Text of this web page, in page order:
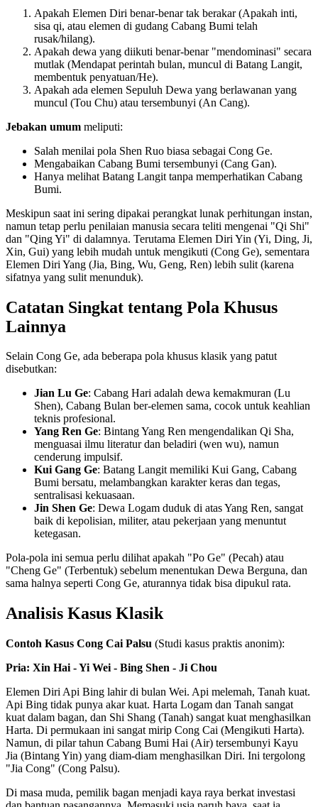
Apakah Elemen Diri benar-benar tak berakar (Apakah inti,
sisa qi, atau elemen di gudang Cabang Bumi telah
rusak/hilang).
Apakah dewa yang diikuti benar-benar "mendominasi" secara
mutlak (Mendapat perintah bulan, muncul di Batang Langit,
membentuk penyatuan/He).
Apakah ada elemen Sepuluh Dewa yang berlawanan yang
muncul (Tou Chu) atau tersembunyi (An Cang).
Jebakan umum meliputi:
Salah menilai pola Shen Ruo biasa sebagai Cong Ge.
Mengabaikan Cabang Bumi tersembunyi (Cang Gan).
Hanya melihat Batang Langit tanpa memperhatikan Cabang
Bumi.
Meskipun saat ini sering dipakai perangkat lunak perhitungan instan,
namun tetap perlu penilaian manusia secara teliti mengenai "Qi Shi"
dan "Qing Yi" di dalamnya. Terutama Elemen Diri Yin (Yi, Ding, Ji,
Xin, Gui) yang lebih mudah untuk mengikuti (Cong Ge), sementara
Elemen Diri Yang (Jia, Bing, Wu, Geng, Ren) lebih sulit (karena
sifatnya yang sulit menunduk).
Catatan Singkat tentang Pola Khusus
Lainnya
Selain Cong Ge, ada beberapa pola khusus klasik yang patut
disebutkan:
Jian Lu Ge: Cabang Hari adalah dewa kemakmuran (Lu
Shen), Cabang Bulan ber-elemen sama, cocok untuk keahlian
teknis profesional.
Yang Ren Ge: Bintang Yang Ren mengendalikan Qi Sha,
menguasai ilmu literatur dan beladiri (wen wu), namun
cenderung impulsif.
Kui Gang Ge: Batang Langit memiliki Kui Gang, Cabang
Bumi bersatu, melambangkan karakter keras dan tegas,
sentralisasi kekuasaan.
Jin Shen Ge: Dewa Logam duduk di atas Yang Ren, sangat
baik di kepolisian, militer, atau pekerjaan yang menuntut
ketegasan.
Pola-pola ini semua perlu dilihat apakah "Po Ge" (Pecah) atau
"Cheng Ge" (Terbentuk) sebelum menentukan Dewa Berguna, dan
sama halnya seperti Cong Ge, aturannya tidak bisa dipukul rata.
Analisis Kasus Klasik
Contoh Kasus Cong Cai Palsu (Studi kasus praktis anonim):
Pria: Xin Hai - Yi Wei - Bing Shen - Ji Chou
Elemen Diri Api Bing lahir di bulan Wei. Api melemah, Tanah kuat.
Api Bing tidak punya akar kuat. Harta Logam dan Tanah sangat
kuat dalam bagan, dan Shi Shang (Tanah) sangat kuat menghasilkan
Harta. Di permukaan ini sangat mirip Cong Cai (Mengikuti Harta).
Namun, di pilar tahun Cabang Bumi Hai (Air) tersembunyi Kayu
Jia (Bintang Yin) yang diam-diam menghasilkan Diri. Ini tergolong
"Jia Cong" (Cong Palsu).
Di masa muda, pemilik bagan menjadi kaya raya berkat investasi